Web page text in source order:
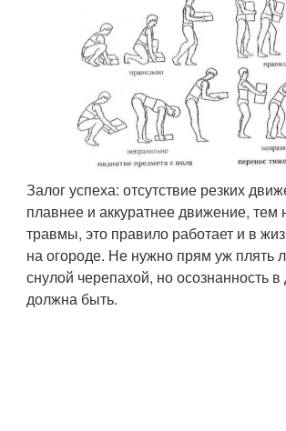
Залог успеха: отсутствие резких
плавнее и аккуратнее движение, тем
травмы, это правило работает и в
на огороде. Не нужно прям уж плять
снулой черепахой, но осознанность
должна быть.